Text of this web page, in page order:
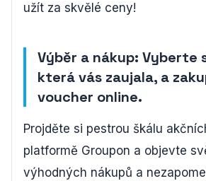
užít za skvělé ceny!
Výběr a nákup: Vyberte
která vás zaujala, a
voucher online.
Projděte si pestrou škálu
platformě Groupon a objevte
výhodných nákupů a